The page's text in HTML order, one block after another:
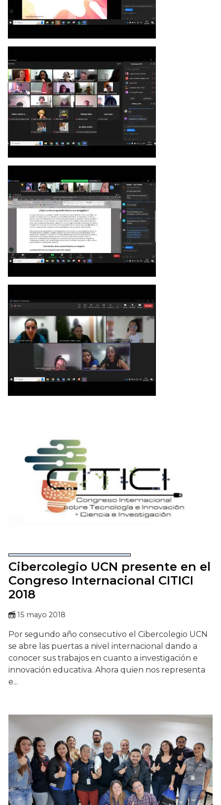
Cibercolegio UCN presente en el
Congreso Internacional CITICI
2018
15 mayo 2018
Por segundo año consecutivo el Cibercolegio UCN
se abre las puertas a nivel internacional dando a
conocer sus trabajos en cuanto a investigación e
innovación educativa. Ahora quien nos representa
e...